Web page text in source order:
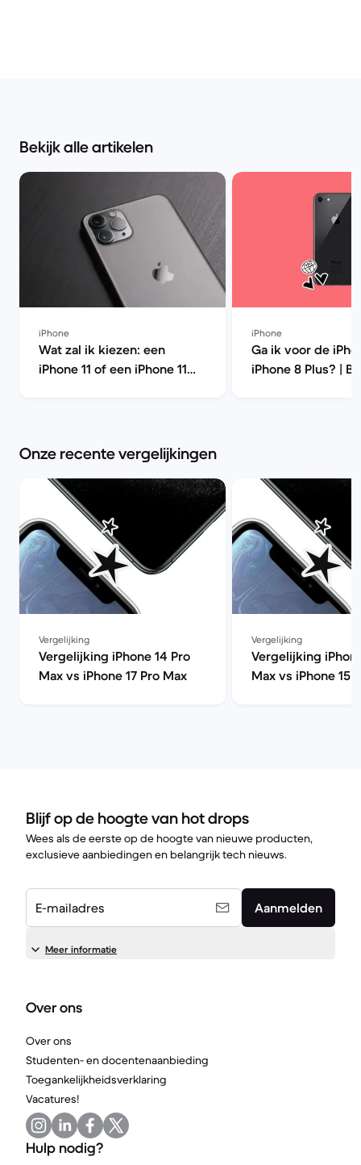
Bekijk alle artikelen
iPhone
Wat zal ik kiezen: een
iPhone 11 of een iPhone 11
iPhone
Ga ik voor de
iPhone 8 Plus? |
Onze recente vergelijkingen
Vergelijking
Vergelijking iPhone 14 Pro
Max vs iPhone 17 Pro Max
Vergelijking
Vergelijking
Max vs iPhone 15
Blijf op de hoogte van hot drops
Wees als de eerste op de hoogte van nieuwe producten,
exclusieve aanbiedingen en belangrijk tech nieuws.
E-mailadres Aanmelden
Meer informatie
Over ons
Over ons
Studenten- en docentenaanbieding
Toegankelijkheidsverklaring
Vacatures!
Hulp nodig?